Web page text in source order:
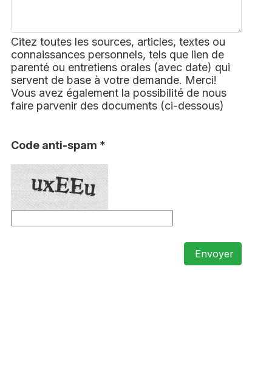
Citez toutes les sources, articles, textes ou
connaissances personnels, tels que lien de
parenté ou entretiens orales (avec date) qui
servent de base à votre demande. Merci!
Vous avez également la possibilité de nous
faire parvenir des documents (ci-dessous)
Code anti-spam *
Envoyer